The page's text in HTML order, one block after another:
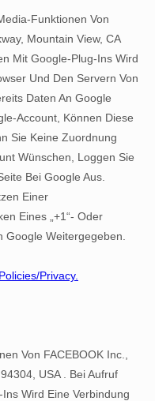
Funktionen Von
Mountain View, CA
Mit Google-Plug-Ins Wird
Und Den Servern Von
Daten An Google
Account, Können Diese
Sie Keine Zuordnung
Wünschen, Loggen Sie
Bei Google Aus.
Einer
Eines „+1“- Oder
Google Weitergegeben.
privacy.
Von FACEBOOK Inc.,
USA . Bei Aufruf
Wird Eine Verbindung